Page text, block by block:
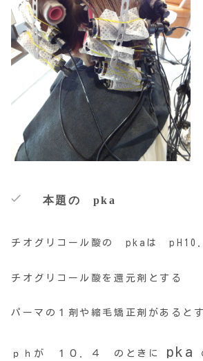
本題の pka
チオグリコール酸の pkaは
チオグリコール酸を還元剤とする
パーマの１剤や縮毛矯正剤があると
ｐｈが １０．４ のときに pka